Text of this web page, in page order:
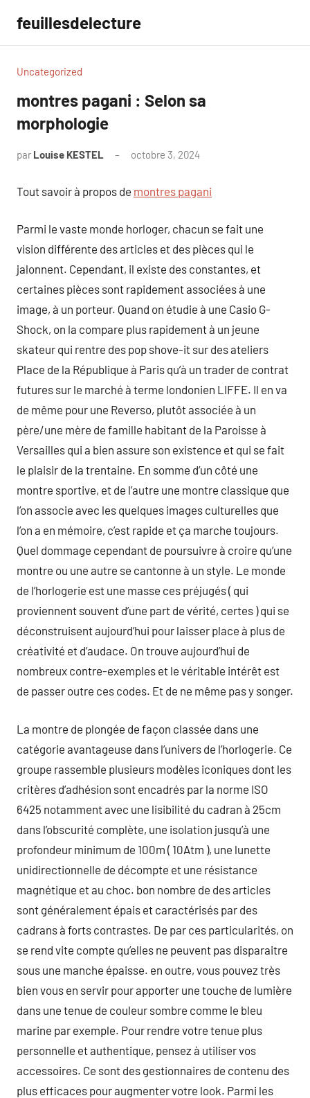
contenu
feuillesdelecture
Uncategorized
montres pagani : Selon sa
morphologie
par Louise KESTEL octobre 3, 2024
Tout savoir à propos de montres pagani
Parmi le vaste monde horloger, chacun se fait une
vision différente des articles et des pièces qui le
jalonnent. Cependant, il existe des constantes, et
certaines pièces sont rapidement associées à une
image, à un porteur. Quand on étudie à une Casio G-
Shock, on la compare plus rapidement à un jeune
skateur qui rentre des pop shove-it sur des ateliers
Place de la République à Paris qu’à un trader de contrat
futures sur le marché à terme londonien LIFFE. Il en va
de même pour une Reverso, plutôt associée à un
père/une mère de famille habitant de la Paroisse à
Versailles qui a bien assure son existence et qui se fait
le plaisir de la trentaine. En somme d’un côté une
montre sportive, et de l’autre une montre classique que
l’on associe avec les quelques images culturelles que
l’on a en mémoire, c’est rapide et ça marche toujours.
Quel dommage cependant de poursuivre à croire qu’une
montre ou une autre se cantonne à un style. Le monde
de l’horlogerie est une masse ces préjugés ( qui
proviennent souvent d’une part de vérité, certes ) qui se
déconstruisent aujourd’hui pour laisser place à plus de
créativité et d’audace. On trouve aujourd’hui de
nombreux contre-exemples et le véritable intérêt est
de passer outre ces codes. Et de ne même pas y songer.
La montre de plongée de façon classée dans une
catégorie avantageuse dans l’univers de l’horlogerie. Ce
groupe rassemble plusieurs modèles iconiques dont les
critères d’adhésion sont encadrés par la norme ISO
6425 notamment avec une lisibilité du cadran à 25cm
dans l’obscurité complète, une isolation jusqu’à une
profondeur minimum de 100m ( 10Atm ), une lunette
unidirectionnelle de décompte et une résistance
magnétique et au choc. bon nombre de des articles
sont généralement épais et caractérisés par des
cadrans à forts contrastes. De par ces particularités, on
se rend vite compte qu’elles ne peuvent pas disparaitre
sous une manche épaisse. en outre, vous pouvez très
bien vous en servir pour apporter une touche de lumière
dans une tenue de couleur sombre comme le bleu
marine par exemple. Pour rendre votre tenue plus
personnelle et authentique, pensez à utiliser vos
accessoires. Ce sont des gestionnaires de contenu des
plus efficaces pour augmenter votre look. Parmi les